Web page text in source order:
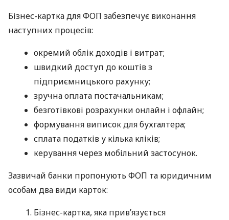
Бізнес-картка для ФОП забезпечує виконання
наступних процесів:
окремий облік доходів і витрат;
швидкий доступ до коштів з
підприємницького рахунку;
зручна оплата постачальникам;
безготівкові розрахунки онлайн і офлайн;
формування виписок для бухгалтера;
сплата податків у кілька кліків;
керування через мобільний застосунок.
Зазвичай банки пропонують ФОП та юридичним
особам два види карток:
Бізнес-картка, яка прив’язується